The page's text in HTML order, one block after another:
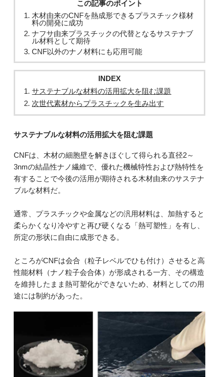
この記事のポイント
木材由来のCNFを熱成形できるプラスチック様材
料の開発に成功
ナフサ由来プラスチックの代替となるサステナブ
ル材料として期待
CNF以外のナノ材料にも応用可能
INDEX
サステナブルな材料の活用拡大を阻む課題
次世代素材からプラスチックを生み出す
サステナブルな材料の活用拡大を阻む課題
CNFは、木材の細胞壁を解きほぐして得られる直径2～
3nmの結晶性ナノ繊維で、優れた機械特性および熱特性を
有することで今後の活用が期待される木材由来のサステナ
ブルな材料だ。
通常、プラスチックや金属などの汎用材料は、加熱すると
柔らかくなり冷やすと再び硬くなる「熱可塑性」を有し、
所定の形状に自由に成形できる。
ところがCNFは会合（粒子レベルでひも付け）させると高
性能材料（ナノ粒子会合体）が形成される一方、その構造
を維持したまま熱可塑化ができないため、材料としての用
途には制約があった。